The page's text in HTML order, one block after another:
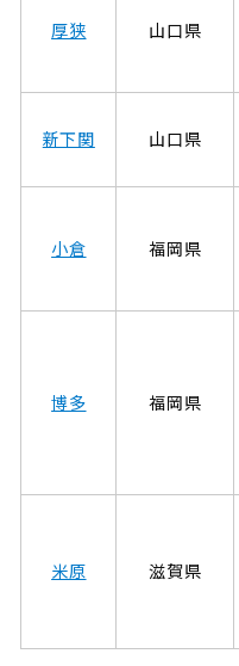
厚狭 山口県
新下関 山口県
小倉 福岡県
博多 福岡県
米原 滋賀県